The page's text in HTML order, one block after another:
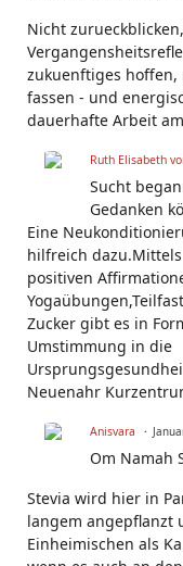
Nicht
zukuenftiges
fassen - und
dauerhafte Arbeit
Ruth Elisabeth
Sucht
Gedanken
Eine
hilfreich dazu.Mittels
positiven
Zucker gibt es in
Umstimmung in die
Neuenahr
Anisvara
Om Namah
Stevia wird hier in
langem angepflanzt
Einheimischen als